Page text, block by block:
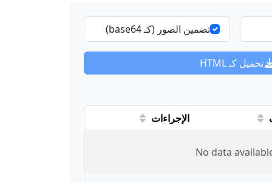
تضمين الصور (كـ base64)
تحميل كـ HTML
الإجراءات
No data